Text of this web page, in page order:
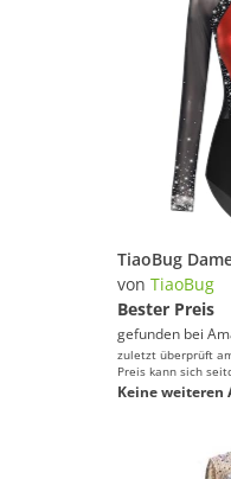
von TiaoBug
Bester Preis
gefunden bei
zuletzt überprüft
Preis kann sich
Keine weiteren